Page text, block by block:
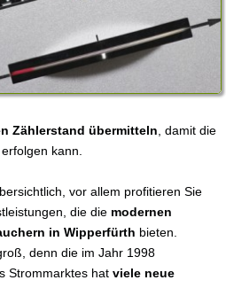
Zählerstand übermitteln , damit die
kann.
vor allem profitieren Sie
die die modernen
in Wipperfürth bieten.
denn die im Jahr 1998
Strommarktes hat viele neue